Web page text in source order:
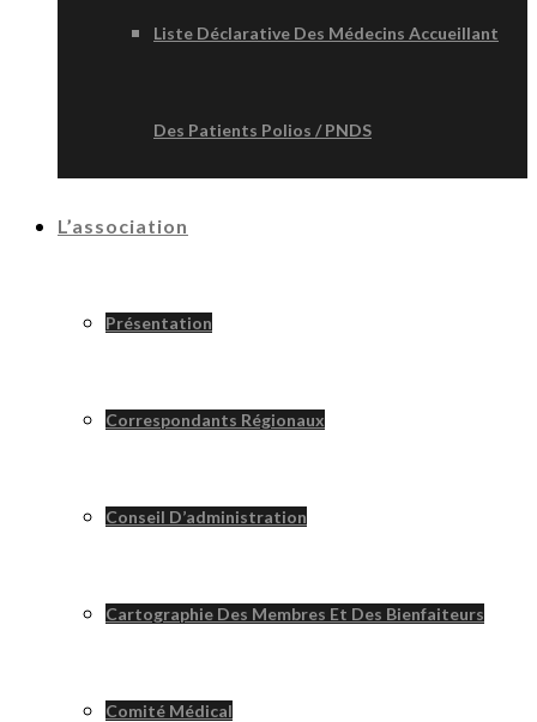
Liste Déclarative Des Médecins Accueillant
Des Patients Polios / PNDS
L’association
Présentation
Correspondants Régionaux
Conseil D’administration
Cartographie Des Membres Et Des Bienfaiteurs
Comité Médical